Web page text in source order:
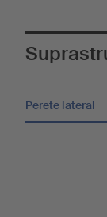
Perete lateral